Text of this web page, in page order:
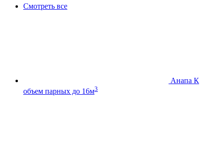
Смотреть все
Анапа К
объем парных до 16м3